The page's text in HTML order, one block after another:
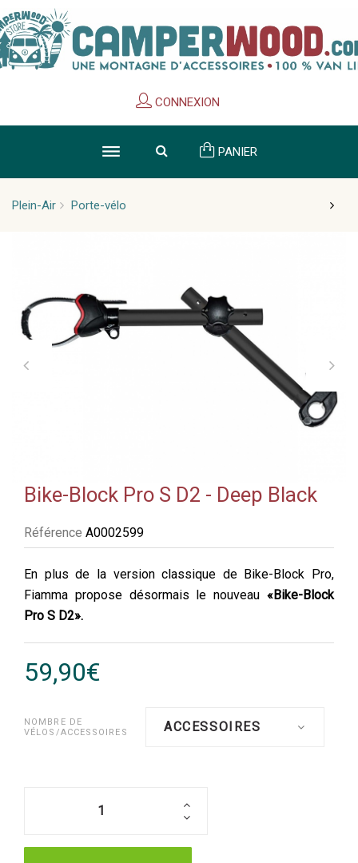
CONNEXION
PANIER
Plein-Air Porte-vélo
Bike-Block Pro S D2 - Deep Black
Référence A0002599
En plus de la version classique de Bike-Block Pro,
Fiamma propose désormais le nouveau «Bike-Block
Pro S D2».
59,90€
NOMBRE DE
VÉLOS/ACCESSOIRES
ACCESSOIRES
Cookies management panel